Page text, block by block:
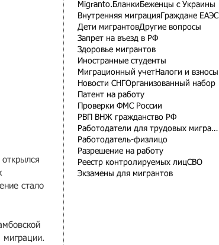
стало
миграции.
Migranto.Бланки Беженцы с Украины
Внутренняя миграция Граждане ЕАЭС
Дети мигрантовДругие вопросы
Запрет на въезд в РФ
Здоровье мигрантов
Иностранные студенты
Миграционный учетНалоги и взносы
Новости СНГ Организованный набор
Патент на работу
Проверки ФМС России
РВП ВНЖ гражданство РФ
Работодатели для трудовых мигрантов
Работодатель-физлицо
Разрешение на работу
Реестр контролируемых лицСВО
Экзамены для мигрантов